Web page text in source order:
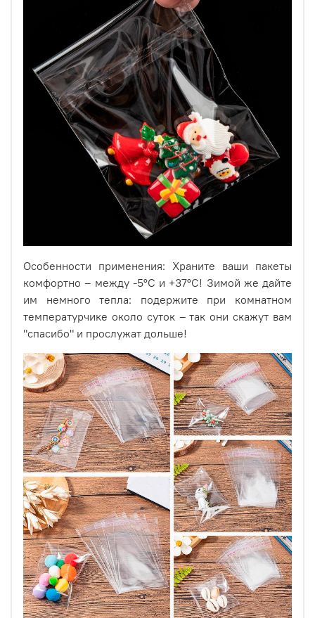
Прозрачные пакеты с клеевым клапаном изготовлены
из высококачественного материала - БОПП. Этот
материал обеспечивает отличную прочность и
долговечность пакетов, а также их прозрачность, что
позволяет легко видеть содержимое внутри.
Пакеты имеют размер 10.6х15 см и толщину 25 микрон,
что делает их идеальными для упаковки различных
которые требуют надежной защиты от внешних
воздействий.
Особенностью этих пакетов является наличие клеевого
клапана, который обеспечивает удобство закрытия и
сохраняет свежесть продуктов внутри. Это особенно
могут испортиться быстро без правильной
упаковки. Они подходят для использования в различных
сферах деятельности, начиная от домашней кухни и
заканчивая профессиональной упаковочной
деятельностью.
Пакеты с клеевым клапаном - это отличный выбор для
тех, кто ищет качественную и недорогую упаковку для
своих товаров. Они обеспечивают надежную защиту от
влаги, воздуха и других факторов, которые могут
повредить продукцию.
Особенности применения: Храните ваши пакеты
комфортно – между -5°C и +37°C! Зимой же дайте
им немного тепла: подержите при комнатном
температурчике около суток – так они скажут вам
"спасибо" и прослужат дольше!